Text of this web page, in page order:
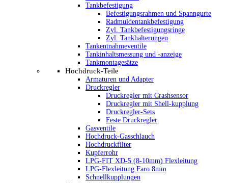
Tankbefestigung
Befestigungsrahmen und Spanngurte
Radmuldentankbefestigung
Zyl. Tankbefestigungsringe
Zyl. Tankhalterungen
Tankentnahmeventile
Tankinhaltsmessung und -anzeige
Tankmontagesätze
Hochdruck-Teile
Armaturen und Adapter
Druckregler
Druckregler mit Crashsensor
Druckregler mit Shell-kupplung
Druckregler-Sets
Feste Druckregler
Gasventile
Hochdruck-Gasschlauch
Hochdruckfilter
Kupferrohr
LPG-FIT XD-5 (8-10mm) Flexleitung
LPG-Flexleitung Faro 8mm
Schnellkupplungen